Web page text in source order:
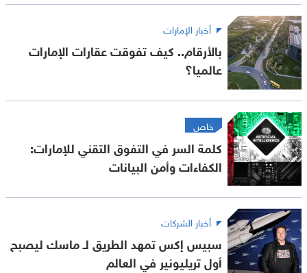
أخبار الإمارات
بالأرقام.. كيف تفوقت عقارات الإمارات
عالميا؟
خاص
كلمة السر في التفوق التقني للإمارات:
الكفاءات وأمن البيانات
أخبار الشركات
سبيس إكس تمهد الطريق لـ ماسك ليصبح
أول تريليونير في العالم